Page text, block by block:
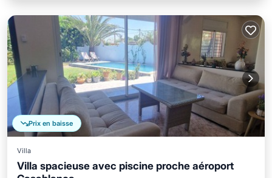
Prix en baisse
Villa
Villa spacieuse avec piscine proche aéroport